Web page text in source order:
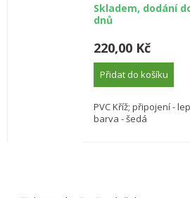
Skladem, dodání
dnů
220,00 Kč
Přidat do košíku
PVC Kříž; připojení -
barva - šedá